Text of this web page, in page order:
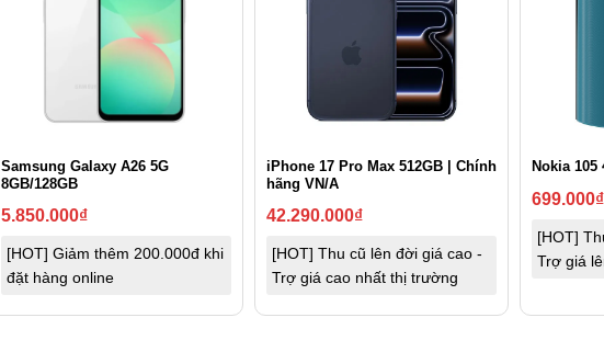
Samsung Galaxy A26 5G
8GB/128GB
5.850.000₫
[HOT] Giảm thêm 200.000đ khi
đặt hàng online
iPhone 17 Pro Max 512GB | Chính
hãng VN/A
42.290.000₫
[HOT] Thu cũ lên đời giá cao -
Trợ giá cao nhất thị trường
Nokia 105
699.000₫
[HOT]
Trợ giá